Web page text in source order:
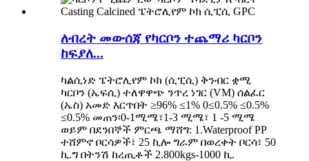
ለብረት መውሰጃ የካርቦን ተጨማሪ ካርቦን
ከፍያለ...
ካልሲነድ ፔትሮሊየም ኮክ (ሲፒሲ) ቅንብር ቋሚ
ካርቦን (ኤፍሲ) ተለዋዋጭ ንጥረ ነገር (VM) ሰልፈር
(ኤስ) አመድ እርጥበት ≥96% ≤1% 0≤0.5% ≤0.5%
≤0.5% መጠን፡0-1ሚሜ፣1-3 ሚሜ፣ 1 -5 ሚሜ
ወይም በደንበኞች ምርጫ ማሸግ: 1.Waterproof PP
ተሸምኖ ቦርሳዎች፣ 25 ኪሎ ግራም በወረቀት ቦርሳ፣ 50
ኪ.ግ በትንሽ ከረጢቶች 2.800kgs-1000 ኪ.